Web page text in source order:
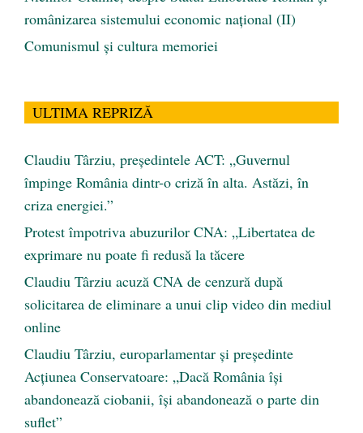
românizarea sistemului economic naţional (II)
Comunismul şi cultura memoriei
ULTIMA REPRIZĂ
Claudiu Târziu, președintele ACT: „Guvernul
împinge România dintr-o criză în alta. Astăzi, în
criza energiei.”
Protest împotriva abuzurilor CNA: „Libertatea de
exprimare nu poate fi redusă la tăcere
Claudiu Târziu acuză CNA de cenzură după
solicitarea de eliminare a unui clip video din mediul
online
Claudiu Târziu, europarlamentar și președinte
Acțiunea Conservatoare: „Dacă România își
abandonează ciobanii, își abandonează o parte din
suflet”